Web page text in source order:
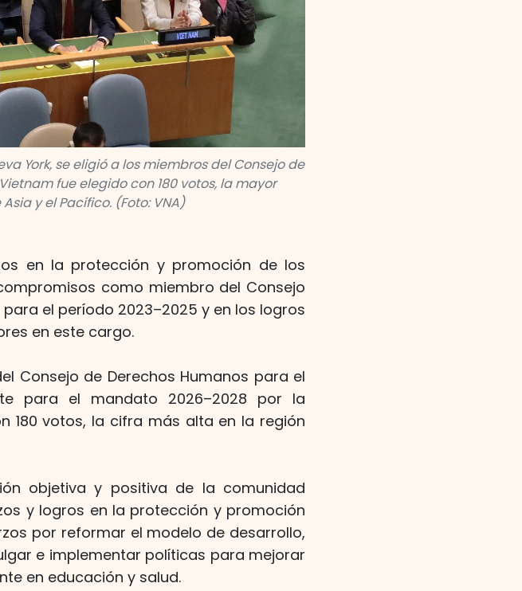
York, se eligió a los miembros del Consejo de
fue elegido con 180 votos, la mayor
y el Pacífico. (Foto: VNA)
en la protección y promoción de los
como miembro del Consejo
el período 2023–2025 y en los logros
en este cargo.
Consejo de Derechos Humanos para el
para el mandato 2026–2028 por la
180 votos, la cifra más alta en la región
objetiva y positiva de la comunidad
y logros en la protección y promoción
por reformar el modelo de desarrollo,
e implementar políticas para mejorar
en educación y salud.